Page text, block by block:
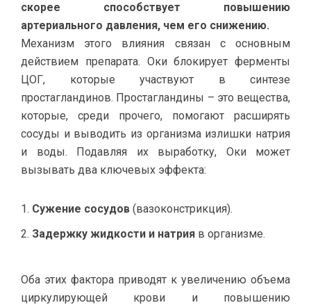
скорее способствует повышению
артериального давления, чем его снижению.
Механизм этого влияния связан с основным
действием препарата. Оки блокирует ферменты
ЦОГ, которые участвуют в синтезе
простагландинов. Простагландины – это вещества,
которые, среди прочего, помогают расширять
сосуды и выводить из организма излишки натрия
и воды. Подавляя их выработку, Оки может
вызывать два ключевых эффекта:
Сужение сосудов (вазоконстрикция).
Задержку жидкости и натрия в организме.
Оба этих фактора приводят к увеличению объема
циркулирующей крови и повышению